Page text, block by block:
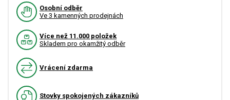
Osobní odběr
Ve 3 kamenných prodejnách
Více než 11.000 položek
Skladem pro okamžitý odběr
Vrácení zdarma
Stovky spokojených zákazníků